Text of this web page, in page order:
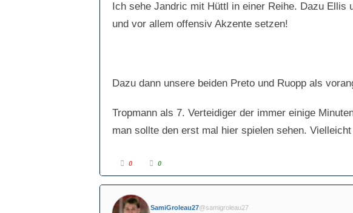
h
n
t
h
b
e
Ich sehe Jandric mit Hüttl in einer Reihe. Dazu
und vor allem offensiv Akzente setzen!
Dazu dann unsere beiden Preto und Ruopp als
Tropmann als 7. Verteidiger der immer einige
man sollte den erst mal hier spielen sehen.
A
k
c
k
e
0
A
k
e
0
SamiGroleau27@samigroleau27